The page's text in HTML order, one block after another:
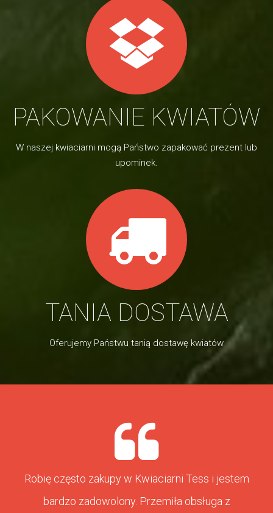
PAKOWANIE KWIATÓW
W naszej kwiaciarni mogą Państwo zapakować prezent lub
upominek.
TANIA DOSTAWA
Oferujemy Państwu tanią dostawę kwiatów
Robię często zakupy w Kwiaciarni Tess i jestem
bardzo zadowolony. Przemiła obsługa z